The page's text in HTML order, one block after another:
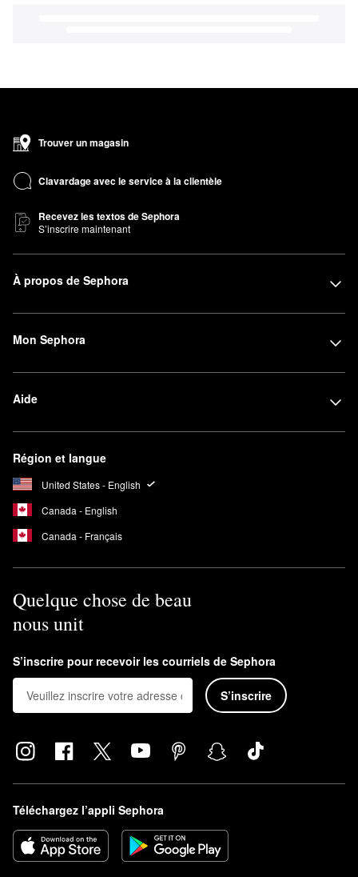
Trouver un magasin
Clavardage avec le service à la clientèle
Recevez les textos de Sephora
S’inscrire maintenant
À propos de Sephora
Mon Sephora
Aide
Région et langue
United States - English
Canada - English
Canada - Français
Quelque chose de beau
nous unit
S’inscrire pour recevoir les courriels de Sephora
S’inscrire
Téléchargez l’appli Sephora